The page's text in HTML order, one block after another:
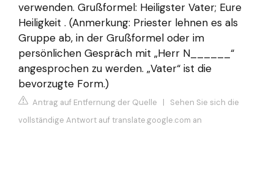
verwenden. Grußformel: Heiligster Vater; Eure
Heiligkeit . (Anmerkung: Priester lehnen es als
Gruppe ab, in der Grußformel oder im
persönlichen Gespräch mit „Herr N______“
angesprochen zu werden. „Vater“ ist die
bevorzugte Form.)
Antrag auf Entfernung der Quelle | Sehen Sie sich die
vollständige Antwort auf translate.google.com an